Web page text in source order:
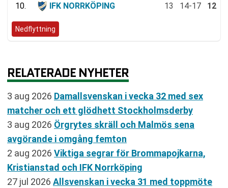
10. IFK NORRKÖPING 13 14-17 12
Nedflyttning
RELATERADE NYHETER
3 aug 2026 Damallsvenskan i vecka 32 med sex
matcher och ett glödhett Stockholmsderby
3 aug 2026 Örgrytes skräll och Malmös sena
avgörande i omgång femton
2 aug 2026 Viktiga segrar för Brommapojkarna,
Kristianstad och IFK Norrköping
27 jul 2026 Allsvenskan i vecka 31 med toppmöte